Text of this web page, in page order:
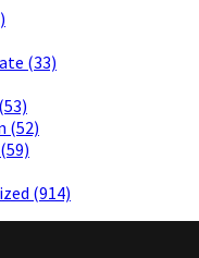
(33)
(53)
(52)
(59)
(914)